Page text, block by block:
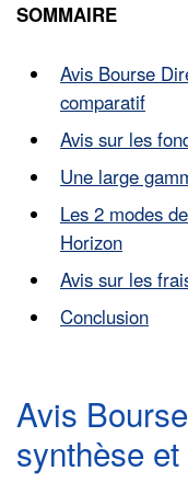
SOMMAIRE
Avis Bourse
comparatif
Avis sur les
Une large
Les 2 modes
Horizon
Avis sur les
Conclusion
Avis
synthèse